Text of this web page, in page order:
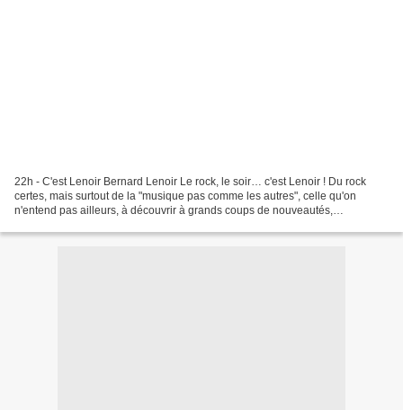
22h - C'est Lenoir Bernard Lenoir Le rock, le soir… c'est Lenoir ! Du rock
certes, mais surtout de la "musique pas comme les autres", celle qu'on
n'entend pas ailleurs, à découvrir à grands coups de nouveautés,